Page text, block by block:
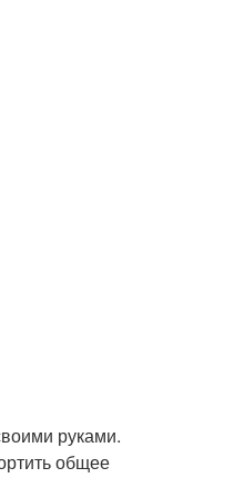
руками.
общее